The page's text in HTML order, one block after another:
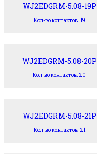
WJ2EDGRM-5.08-19P
Кол-во контактов: 19
WJ2EDGRM-5.08-20P
Кол-во контактов: 20
WJ2EDGRM-5.08-21P
Кол-во контактов: 21